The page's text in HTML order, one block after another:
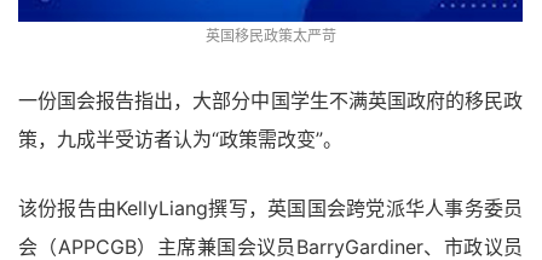
英国移民政策太严苛
一份国会报告指出，大部分中国学生不满英国政府的移民政
策，九成半受访者认为“政策需改变”。
该份报告由KellyLiang撰写，英国国会跨党派华人事务委员
会（APPCGB）主席兼国会议员BarryGardiner、市政议员